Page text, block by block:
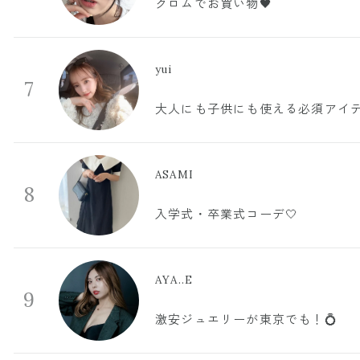
クロムでお買い物🖤
7
yui
大人にも子供にも使える必須アイ
8
ASAMI
入学式・卒業式コーデ🤍
9
AYA..E
激安ジュエリーが東京でも！💍